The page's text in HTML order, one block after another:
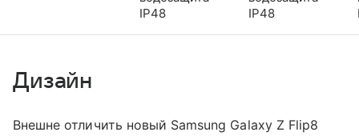
IP48
IP48
Дизайн
Внешне отличить новый Samsung Galaxy Z Flip8